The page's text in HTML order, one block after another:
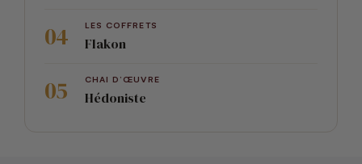
LES COFFRETS
Flakon
CHAI D’ŒUVRE
Hédoniste